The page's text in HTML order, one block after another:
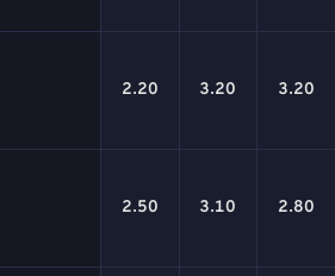
2.20 3.20 3.20
2.50 3.10 2.80